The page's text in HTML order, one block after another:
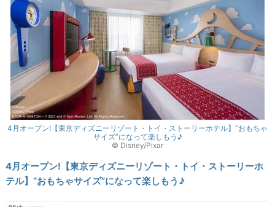
4月オープン!【東京ディズニーリゾート・トイ・ストーリーホテル】“おもちゃ
サイズ”になって楽しもう♪
© Disney/Pixar
4月オープン!【東京ディズニーリゾート・トイ・ストーリーホ
テル】“おもちゃサイズ”になって楽しもう♪